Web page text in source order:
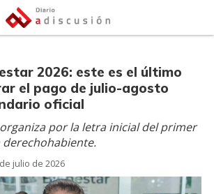
2026: este es el último
el pago de julio-agosto
oficial
por la letra inicial del primer
julio de 2026